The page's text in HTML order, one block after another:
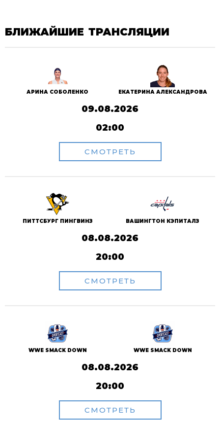
БЛИЖАЙШИЕ ТРАНСЛЯЦИИ
АРИНА СОБОЛЕНКО ЕКАТЕРИНА АЛЕКСАНДРОВА
09.08.2026
02:00
СМОТРЕТЬ
ПИТТСБУРГ ПИНГВИНЗ ВАШИНГТОН КЭПИТАЛЗ
08.08.2026
20:00
СМОТРЕТЬ
WWE SMACK DOWN WWE SMACK DOWN
08.08.2026
20:00
СМОТРЕТЬ